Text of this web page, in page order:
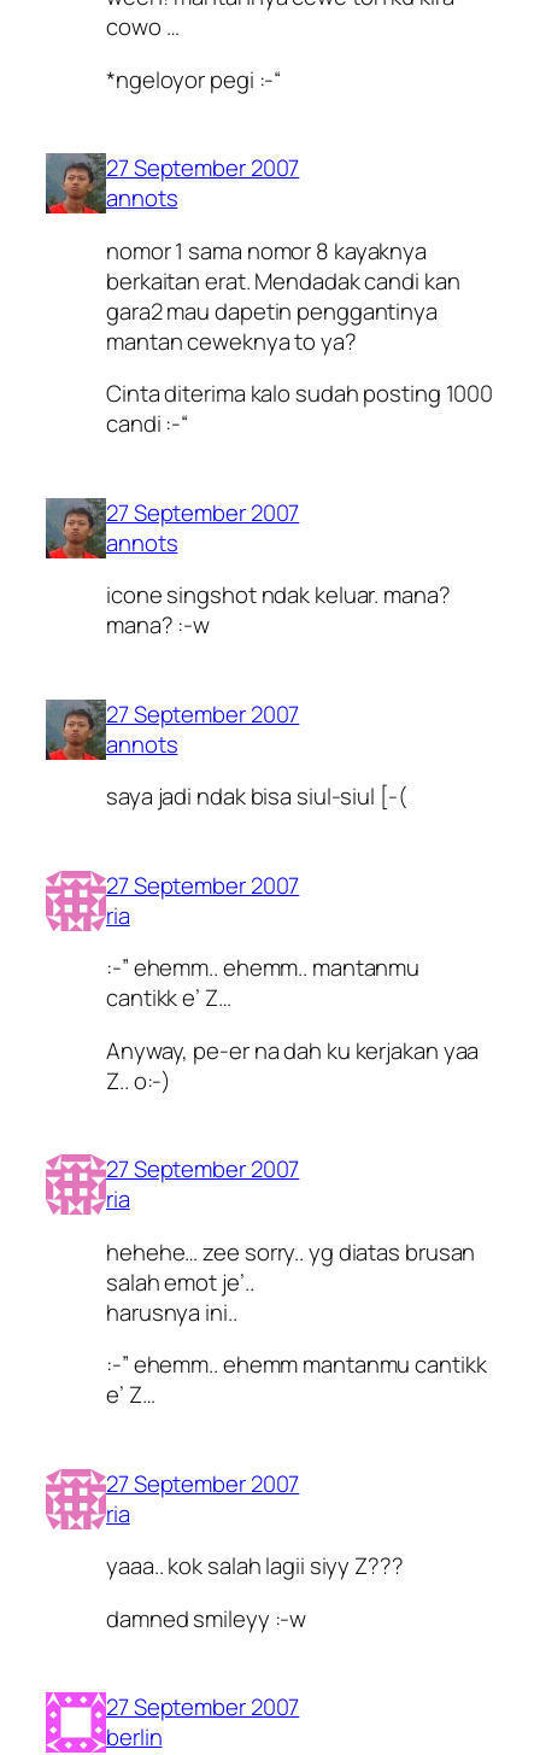
cowo …
*ngeloyor pegi :-“
27 September 2007
annots
nomor 1 sama nomor 8 kayaknya
berkaitan erat. Mendadak candi kan
gara2 mau dapetin penggantinya
mantan ceweknya to ya?
Cinta diterima kalo sudah posting 1000
candi :-“
27 September 2007
annots
icone singshot ndak keluar. mana?
mana? :-w
27 September 2007
annots
saya jadi ndak bisa siul-siul [-(
27 September 2007
ria
:-” ehemm.. ehemm.. mantanmu
cantikk e’ Z…
Anyway, pe-er na dah ku kerjakan yaa
Z.. o:-)
27 September 2007
ria
hehehe… zee sorry.. yg diatas brusan
salah emot je’..
harusnya ini..
:-” ehemm.. ehemm mantanmu cantikk
e’ Z…
27 September 2007
ria
yaaa.. kok salah lagii siyy Z???
damned smileyy :-w
27 September 2007
berlin